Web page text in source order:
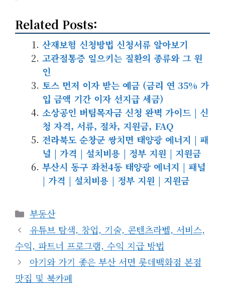
Related Posts:
산재보험 신청방법 신청서류 알아보기
고관절통증 일으키는 질환의 종류와 그 원
인
토스 먼저 이자 받는 예금 (금리 연 35% 가
입 금액 기간 이자 선지급 세금)
소상공인 버팀목자금 신청 완벽 가이드 | 신
청 자격, 서류, 절차, 지원금, FAQ
전라북도 순창군 쌍치면 태양광 에너지 | 패
널 | 가격 | 설치비용 | 정부 지원 | 지원금
부산시 동구 좌천4동 태양광 에너지 | 패널
| 가격 | 설치비용 | 정부 지원 | 지원금
카
테
고
리
부동산
유튜브 탐색, 창업, 기술, 콘텐츠라벨, 서비스,
수익, 파트너 프로그램, 수익 지급 방법
아기와 가기 좋은 부산 서면 롯데백화점 본점
맛집 및 북카페